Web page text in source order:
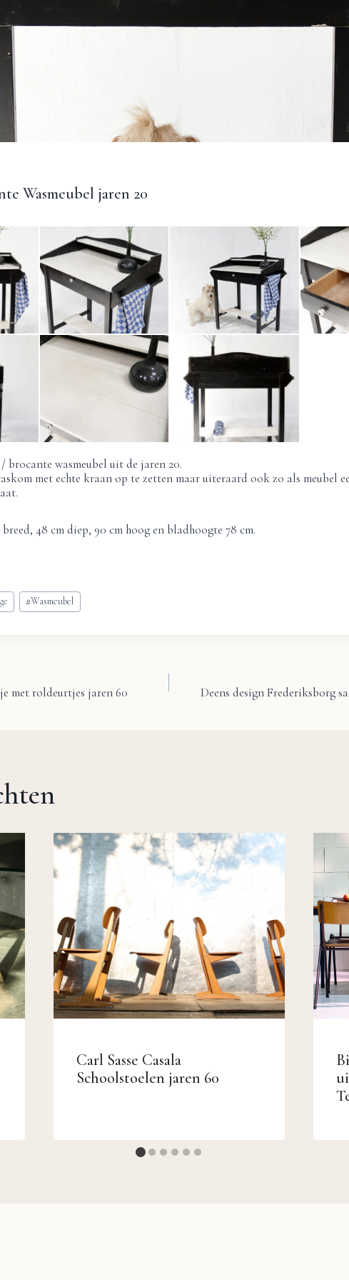
Wasmeubel jaren 20
brocante wasmeubel uit de jaren 20.
met echte kraan op te zetten maar uiteraard ook zo als meubel
48 cm diep, 90 cm hoog en bladhoogte 78 cm.
#Wasmeubel
met roldeurtjes jaren 60 Deens design Frederiksborg
Carl Sasse Casala
Schoolstoelen jaren 60